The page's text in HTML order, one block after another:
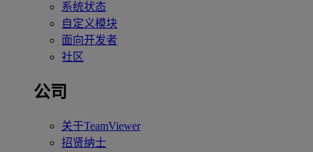
系统状态
自定义模块
面向开发者
社区
公司
关于TeamViewer
招贤纳士